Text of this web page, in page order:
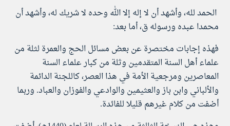
الحمد لله، وأشهد أن لا إله إلا الله وحده لا شريك له، وأشهد أن
محمدا عبده ورسوله ق، أما بعد:
فهذه إجابات مختصرة عن بعض مسائل الحج والعمرة لثلة من
علماء أهل السنة المتقدمين وثلة من كبار علماء السنة
المعاصرين ومرجعية الأمة في هذا العصر، كاللجنة الدائمة
والألباني وابن باز والعثيمين والوادعي والفوزان والعباد. وربما
أضفت من كلام غيرهم قليلا للفائدة.